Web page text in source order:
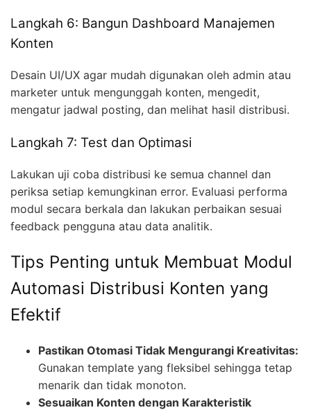
Langkah 6: Bangun Dashboard Manajemen
Konten
Desain UI/UX agar mudah digunakan oleh admin atau
marketer untuk mengunggah konten, mengedit,
mengatur jadwal posting, dan melihat hasil distribusi.
Langkah 7: Test dan Optimasi
Lakukan uji coba distribusi ke semua channel dan
periksa setiap kemungkinan error. Evaluasi performa
modul secara berkala dan lakukan perbaikan sesuai
feedback pengguna atau data analitik.
Tips Penting untuk Membuat Modul
Automasi Distribusi Konten yang
Efektif
Pastikan Otomasi Tidak Mengurangi Kreativitas:
Gunakan template yang fleksibel sehingga tetap
menarik dan tidak monoton.
Sesuaikan Konten dengan Karakteristik